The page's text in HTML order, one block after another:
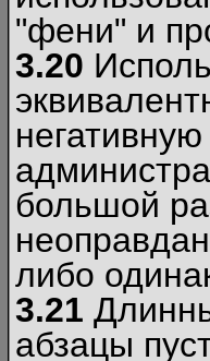
"фени" и
3.20
большой
либо
3.21
абзацы